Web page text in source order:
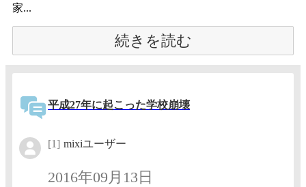
家...
続きを読む
平成27年に起こった学校崩壊
[1] mixiユーザー
2016年09月13日